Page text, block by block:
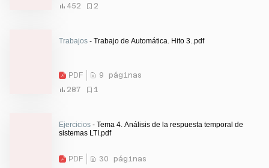
452
2
Trabajos - Trabajo de Automática. Hito 3..pdf
PDF
9 páginas
287
1
Ejercicios - Tema 4. Análisis de la respuesta temporal de
sistemas LTI.pdf
PDF
30 páginas